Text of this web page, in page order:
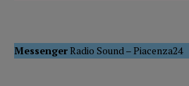
MessengerRadio Sound–Piacenza24